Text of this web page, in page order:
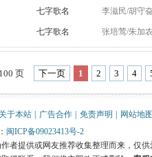
七字歌名 李滋民/胡守奋
七字歌名 张培莺/朱加农
页 下一页 1 2 3 4
关于本站 广告合作 免责声明 网站地图
闽ICP备09023413号-2
者提供或网友推荐收集整理而来，仅